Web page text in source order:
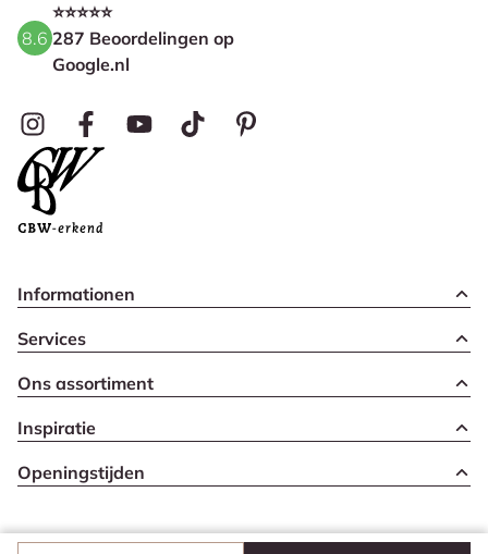
8.6
⭐⭐⭐⭐⭐
287 Beoordelingen op
Google.nl
Informationen
Services
Ons assortiment
Inspiratie
Openingstijden